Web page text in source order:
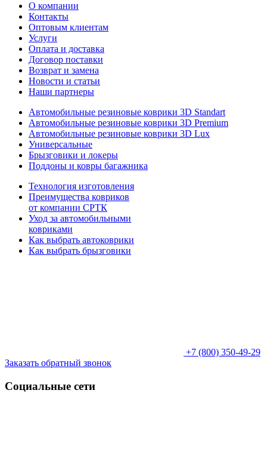
О компании
Контакты
Оптовым клиентам
Услуги
Оплата и доставка
Договор поставки
Возврат и замена
Новости и статьи
Наши партнеры
Автомобильные резиновые коврики 3D Standart
Автомобильные резиновые коврики 3D Premium
Автомобильные резиновые коврики 3D Lux
Универсальные
Брызговики и локеры
Поддоны и ковры багажника
Технология изготовления
Преимущества ковриков
от компании СРТК
Уход за автомобильными
ковриками
Как выбрать автоковрики
Как выбрать брызговики
+7 (800) 350-49-29
Заказать обратный звонок
Социальные сети